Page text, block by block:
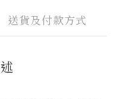
送貨及付款方式